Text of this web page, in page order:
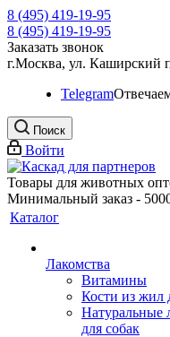
8 (495) 419-19-95
8 (495) 419-19-95
Заказать звонок
г.Москва, ул. Каширский
Telegram
Поиск
Войти
Товары для животных
Минимальный заказ -
Каталог
Лакомства
Витамины
Кости из жил
Натуральные
для собак